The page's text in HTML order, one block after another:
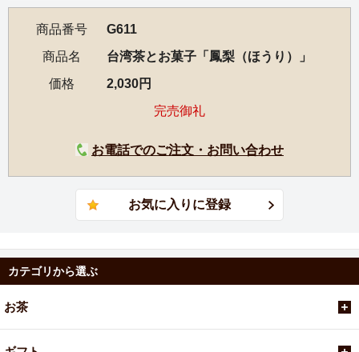
商品番号
G611
商品名
台湾茶とお菓子「鳳梨（ほうり）」
価格
2,030円
完売御礼
お電話でのご注文・お問い合わせ
カテゴリから選ぶ
お茶